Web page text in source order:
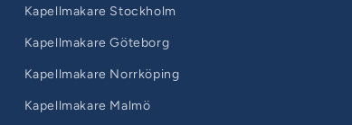
Kapellmakare Stockholm
Kapellmakare Göteborg
Kapellmakare Norrköping
Kapellmakare Malmö